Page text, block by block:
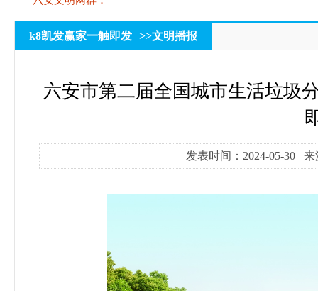
k8凯发赢家一触即发 >>文明播报
六安市第二届全国城市生活垃圾
发表时间：2024-05-30